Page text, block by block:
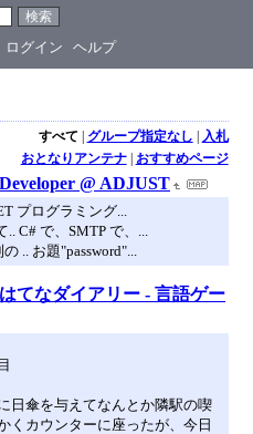
ログイン ヘルプ
すべて | グループ指定なし | 入札
おとなりアンテナ| おすすめページ
Developer @ ADJUST
プログラミング...
C# で、SMTP で、...
.. お題"password"...
はてなダイアリー - 言語ゲー
日傘を与えてなんとか隣駅の喫
くカウンターに座ったが、今日